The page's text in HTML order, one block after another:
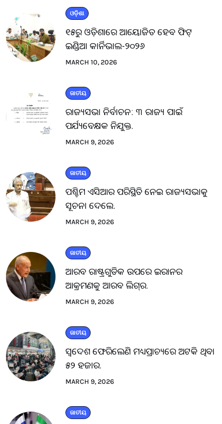
ଓଡ଼ିଶା
୧୫ରୁ ଓଡ଼ିଶାରେ ଆୟୋଜିତ ହେବ ଫିଟ୍
ଇଣ୍ଡିଆ କାର୍ନିଭାଲ-୨୦୨୬
MARCH 10, 2026
ଜାତୀୟ
ରାଜ୍ୟସଭା ନିର୍ବାଚନ: ୩ ରାଜ୍ୟ ପାଇଁ
ପର୍ଯ୍ୟବେକ୍ଷକ ନିଯୁକ୍ତ.
MARCH 9, 2026
ଜାତୀୟ
ପଶ୍ଚିମ ଏସିଆର ପରିସ୍ଥିତି ନେଇ ରାଜ୍ୟସଭାକୁ
ସୂଚନା ଦେଲେ.
MARCH 9, 2026
ଜାତୀୟ
ଆରବ ରାଷ୍ଟ୍ରଗୁଡିକ ଉପରେ ଇରାନର
ଆକ୍ରମଣକୁ ଆରବ ଲିଗ୍‌ର.
MARCH 9, 2026
ଜାତୀୟ
ସ୍ବଦେଶ ଫେରିଲେଣି ମଧ୍ୟପ୍ରାଚ୍ୟରେ ଅଟକି ଥିବା
୫୨ ହଜାର.
MARCH 9, 2026
ଜାତୀୟ